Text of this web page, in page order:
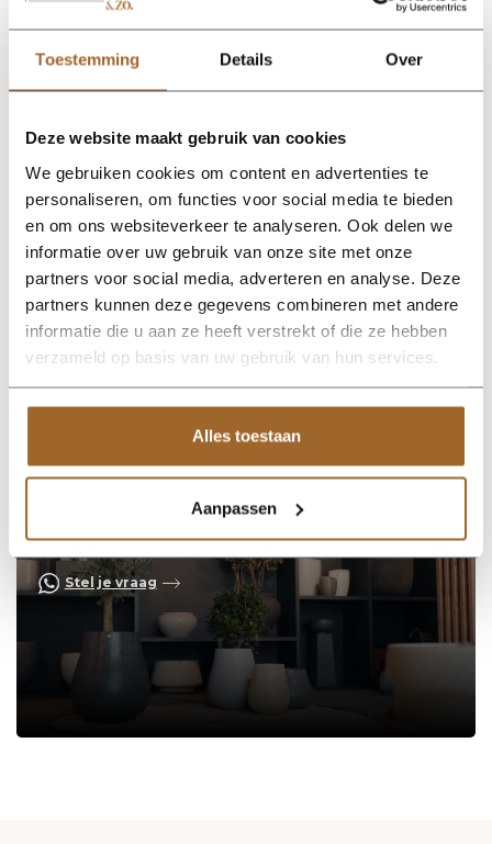
Toestemming Details Over
Deze website maakt gebruik van cookies
We gebruiken cookies om content en advertenties te
personaliseren, om functies voor social media te bieden
en om ons websiteverkeer te analyseren. Ook delen we
informatie over uw gebruik van onze site met onze
partners voor social media, adverteren en analyse. Deze
partners kunnen deze gegevens combineren met andere
informatie die u aan ze heeft verstrekt of die ze hebben
verzameld op basis van uw gebruik van hun services.
Alles toestaan
Aanpassen
zijn, nemen we contact met je op.
De Bordo Tall Balloon 55 - Clay van Luca Lifestyle brengt direct
Dankzij de hoge bolvorm krijgt deze plantenbak een
herkenbaar silhouet dat mooi combineert met zowel moderne
als natuurlijke interieurs. De kleur klei geeft het ontwerp een
rustige, stijlvolle basis en laat groen extra goed tot zijn recht
komen. Het buitenformaat is 55 x 55 x 68 cm, waardoor de bak
voldoende aanwezigheid heeft zonder zijn elegante vorm te
verliezen. Praktische kenmerken: plantgat Ø41 en inhoud 130
liter. De afwerking in fiberglas zorgt voor een luxe look en
maakt deze plantenbak geschikt voor styling in huis, op
kantoor, op het terras of in de tuin. Combineer meerdere
maten of kleuren uit dezelfde serie voor een krachtig en
harmonieus geheel.
Op zoek naar een vakkundige
Stel je vraag